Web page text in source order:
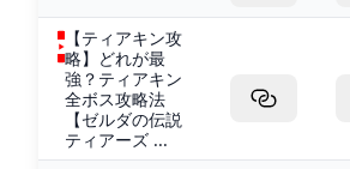
【ティアキン攻
略】どれが最
強？ティアキン
全ボス攻略法
【ゼルダの伝説
ティアーズ ...